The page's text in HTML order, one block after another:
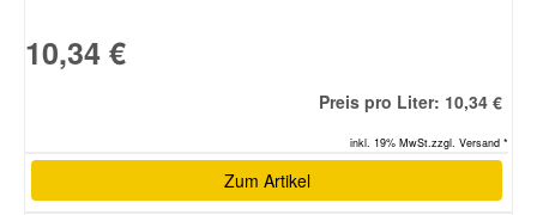
10,34 €
Preis pro Liter: 10,34 €
inkl. 19% MwSt.zzgl. Versand *
Zum Artikel